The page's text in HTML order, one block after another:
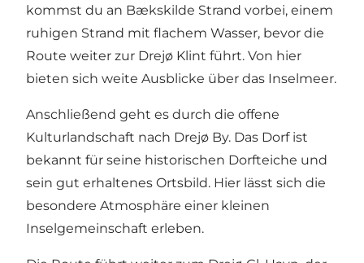
kommst du an Bækskilde Strand vorbei, einem
ruhigen Strand mit flachem Wasser, bevor die
Route weiter zur Drejø Klint führt. Von hier
bieten sich weite Ausblicke über das Inselmeer.
Anschließend geht es durch die offene
Kulturlandschaft nach Drejø By. Das Dorf ist
bekannt für seine historischen Dorfteiche und
sein gut erhaltenes Ortsbild. Hier lässt sich die
besondere Atmosphäre einer kleinen
Inselgemeinschaft erleben.